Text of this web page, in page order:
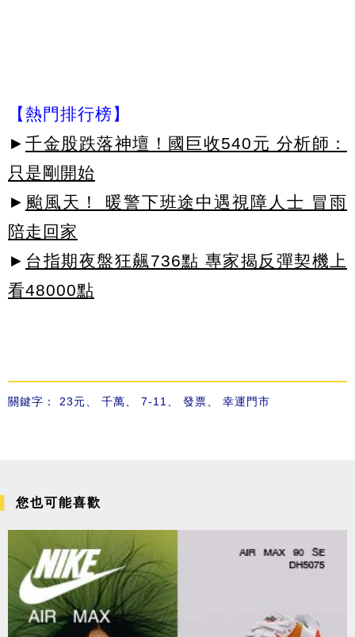
【熱門排行榜】
► 千金股跌落神壇！國巨收540元 分析師：
只是剛開始
► 颱風天！ 暖警下班途中遇視障人士 冒雨
陪走回家
► 台指期夜盤狂飆736點 專家揭反彈契機上
看48000點
關鍵字： 23元 千萬 7-11 發票 幸運門市
您也可能喜歡